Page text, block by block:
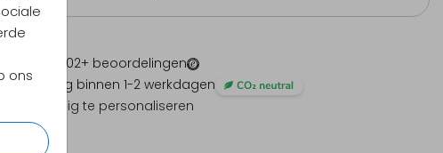
ons
1202+ beoordelingen
Verzending binnen 1-2 werkdagen
Alles volledig te personaliseren